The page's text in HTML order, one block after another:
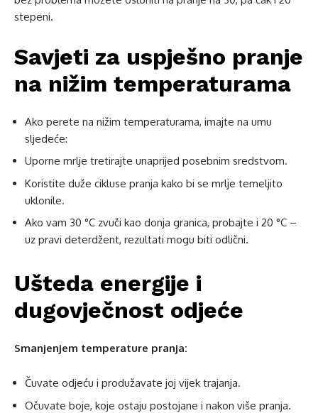
stepeni.
Savjeti za uspješno pranje
na nižim temperaturama
Ako perete na nižim temperaturama, imajte na umu
sljedeće:
Uporne mrlje tretirajte unaprijed posebnim sredstvom.
Koristite duže cikluse pranja kako bi se mrlje temeljito
uklonile.
Ako vam 30 °C zvuči kao donja granica, probajte i 20 °C –
uz pravi deterdžent, rezultati mogu biti odlični.
Ušteda energije i
dugovječnost odjeće
Smanjenjem temperature pranja:
Čuvate odjeću i produžavate joj vijek trajanja.
Očuvate boje, koje ostaju postojane i nakon više pranja.